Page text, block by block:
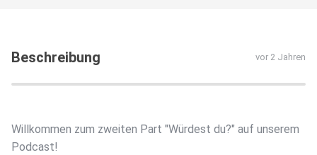
Beschreibung vor 2 Jahren
Willkommen zum zweiten Part "Würdest du?" auf unserem
Podcast!